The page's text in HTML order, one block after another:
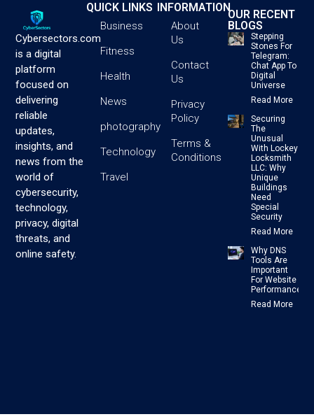
Cybersectors.com
is a digital
platform
focused on
delivering
reliable
updates,
insights, and
news from the
world of
cybersecurity,
technology,
privacy, digital
threats, and
online safety.
QUICK LINKS
Business
Fitness
Health
News
photography
Technology
Travel
INFORMATION
About
Us
Contact
Us
Privacy
Policy
Terms &
Conditions
OUR RECENT
BLOGS
Stepping
Stones For
Telegram:
Chat App To
Digital
Universe
Read More
Securing
The
Unusual
With Lockey
Locksmith
LLC: Why
Unique
Buildings
Need
Special
Security
Read More
Why DNS
Tools Are
Important
For Website
Performance
Read More